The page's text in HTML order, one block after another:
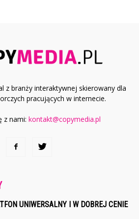
z branży interaktywnej skierowany dla
pracujących w internecie.
z nami: kontakt@copymedia.pl
UNIWERSALNY I W DOBREJ CENIE